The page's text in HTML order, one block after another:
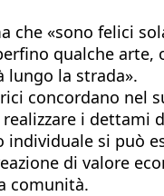
che «sono felici
qualche arte,
lungo la strada».
concordano nel
i dettami
si può
di valore
comunità.